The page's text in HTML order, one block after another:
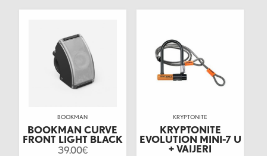
BOOKMAN
BOOKMAN CURVE
FRONT LIGHT BLACK
39.00€
KRYPTONITE
KRYPTONITE
EVOLUTION MINI-7 U
+ VAIJERI